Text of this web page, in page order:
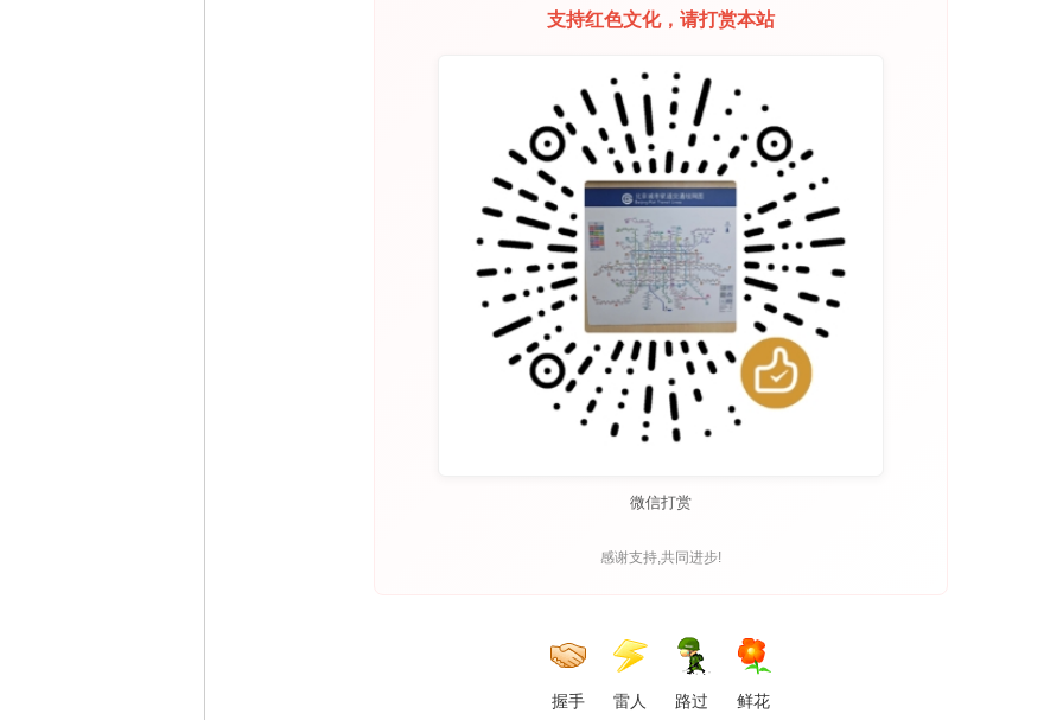
支持红色文化，请打赏本站
微信打赏
感谢支持,共同进步!
握手 雷人 路过 鲜花